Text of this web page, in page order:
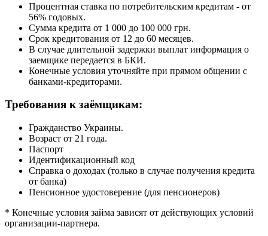
Процентная ставка по потребительским кредитам - от
56% годовых.
Сумма кредита от 1 000 до 100 000 грн.
Срок кредитования от 12 до 60 месяцев.
В случае длительной задержки выплат информация о
заемщике передается в БКИ.
Конечные условия уточняйте при прямом общении с
банками-кредиторами.
Требования к заёмщикам:
Гражданство Украины.
Возраст от 21 года.
Паспорт
Идентификационный код
Справка о доходах (только в случае получения кредита
от банка)
Пенсионное удостоверение (для пенсионеров)
* Конечные условия займа зависят от действующих условий
организации-партнера.